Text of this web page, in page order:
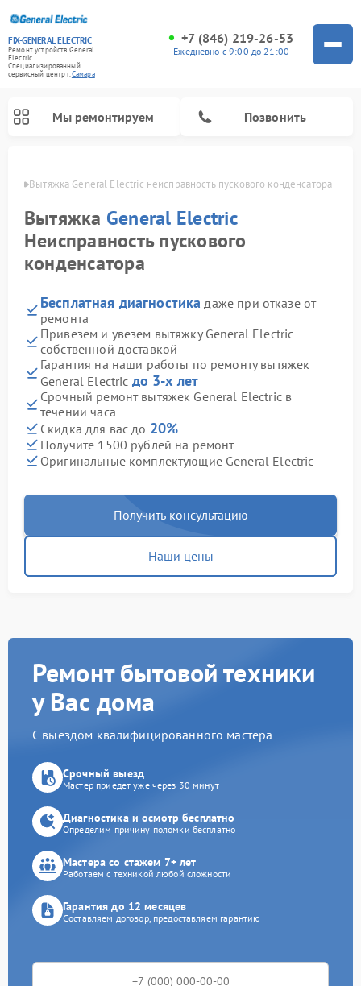
FIX-GENERAL ELECTRIC
Ремонт устройств General
Electric
Специализированный
cервисный центр г.Самара
+7 (846) 219-26-53
Ежедневно с 9:00 до 21:00
Мы ремонтируем Позвонить
Вытяжка General Electric неисправность пускового конденсатора
Вытяжка General Electric
Неисправность пускового
конденсатора
Бесплатная диагностика даже при отказе от
ремонта
Привезем и увезем вытяжку General Electric
собственной доставкой
Гарантия на наши работы по ремонту вытяжек
General Electric до 3-х лет
Срочный ремонт вытяжек General Electric в
течении часа
Скидка для вас до 20%
Получите 1500 рублей на ремонт
Оригинальные комплектующие General Electric
Получить консультацию
Наши цены
Ремонт бытовой техники
у Вас дома
С выездом квалифицированного мастера
Срочный выезд
Мастер приедет уже через 30 минут
Диагностика и осмотр бесплатно
Определим причину поломки бесплатно
Мастера со стажем 7+ лет
Работаем с техникой любой сложности
Гарантия до 12 месяцев
Составляем договор, предоставляем гарантию